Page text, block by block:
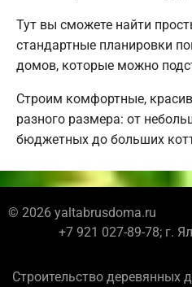
Тут вы сможете найти
стандартные планировки
домов, которые можно
Строим комфортные,
разного размера: от
бюджетных до больших
© 2026 yaltabrusdoma.ru
+7 921 027-89-78; г.
Строительство